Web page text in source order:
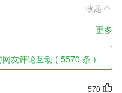
收起
更多
友评论互动 ( 5570 条 )
570